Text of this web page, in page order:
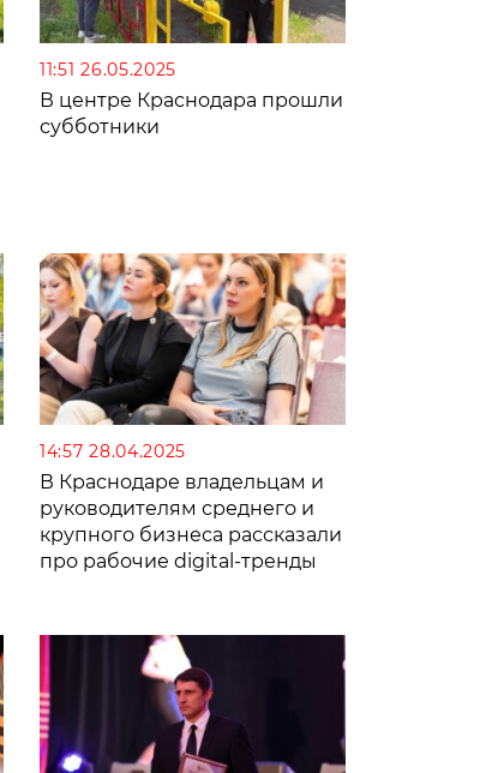
11:51 26.05.2025
В центре Краснодара прошли
субботники
14:57 28.04.2025
В Краснодаре владельцам и
руководителям среднего и
крупного бизнеса рассказали
про рабочие digital-тренды